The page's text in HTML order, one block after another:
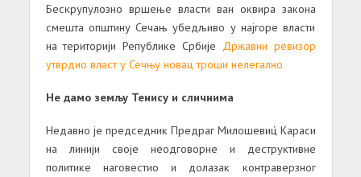
Бескрупулозно вршење власти ван оквира закона
смешта општину Сечањ убедљиво у најгоре власти
на територији Републике Србије Државни ревизор
утврдио власт у Сечњу новац троши нелегално
Не дамо земљу Тенису и сличнима
Недавно је председник Предраг Милошевиц́ Караси
на линији своје неодговорне и деструктивне
политике наговестио и долазак контраверзног